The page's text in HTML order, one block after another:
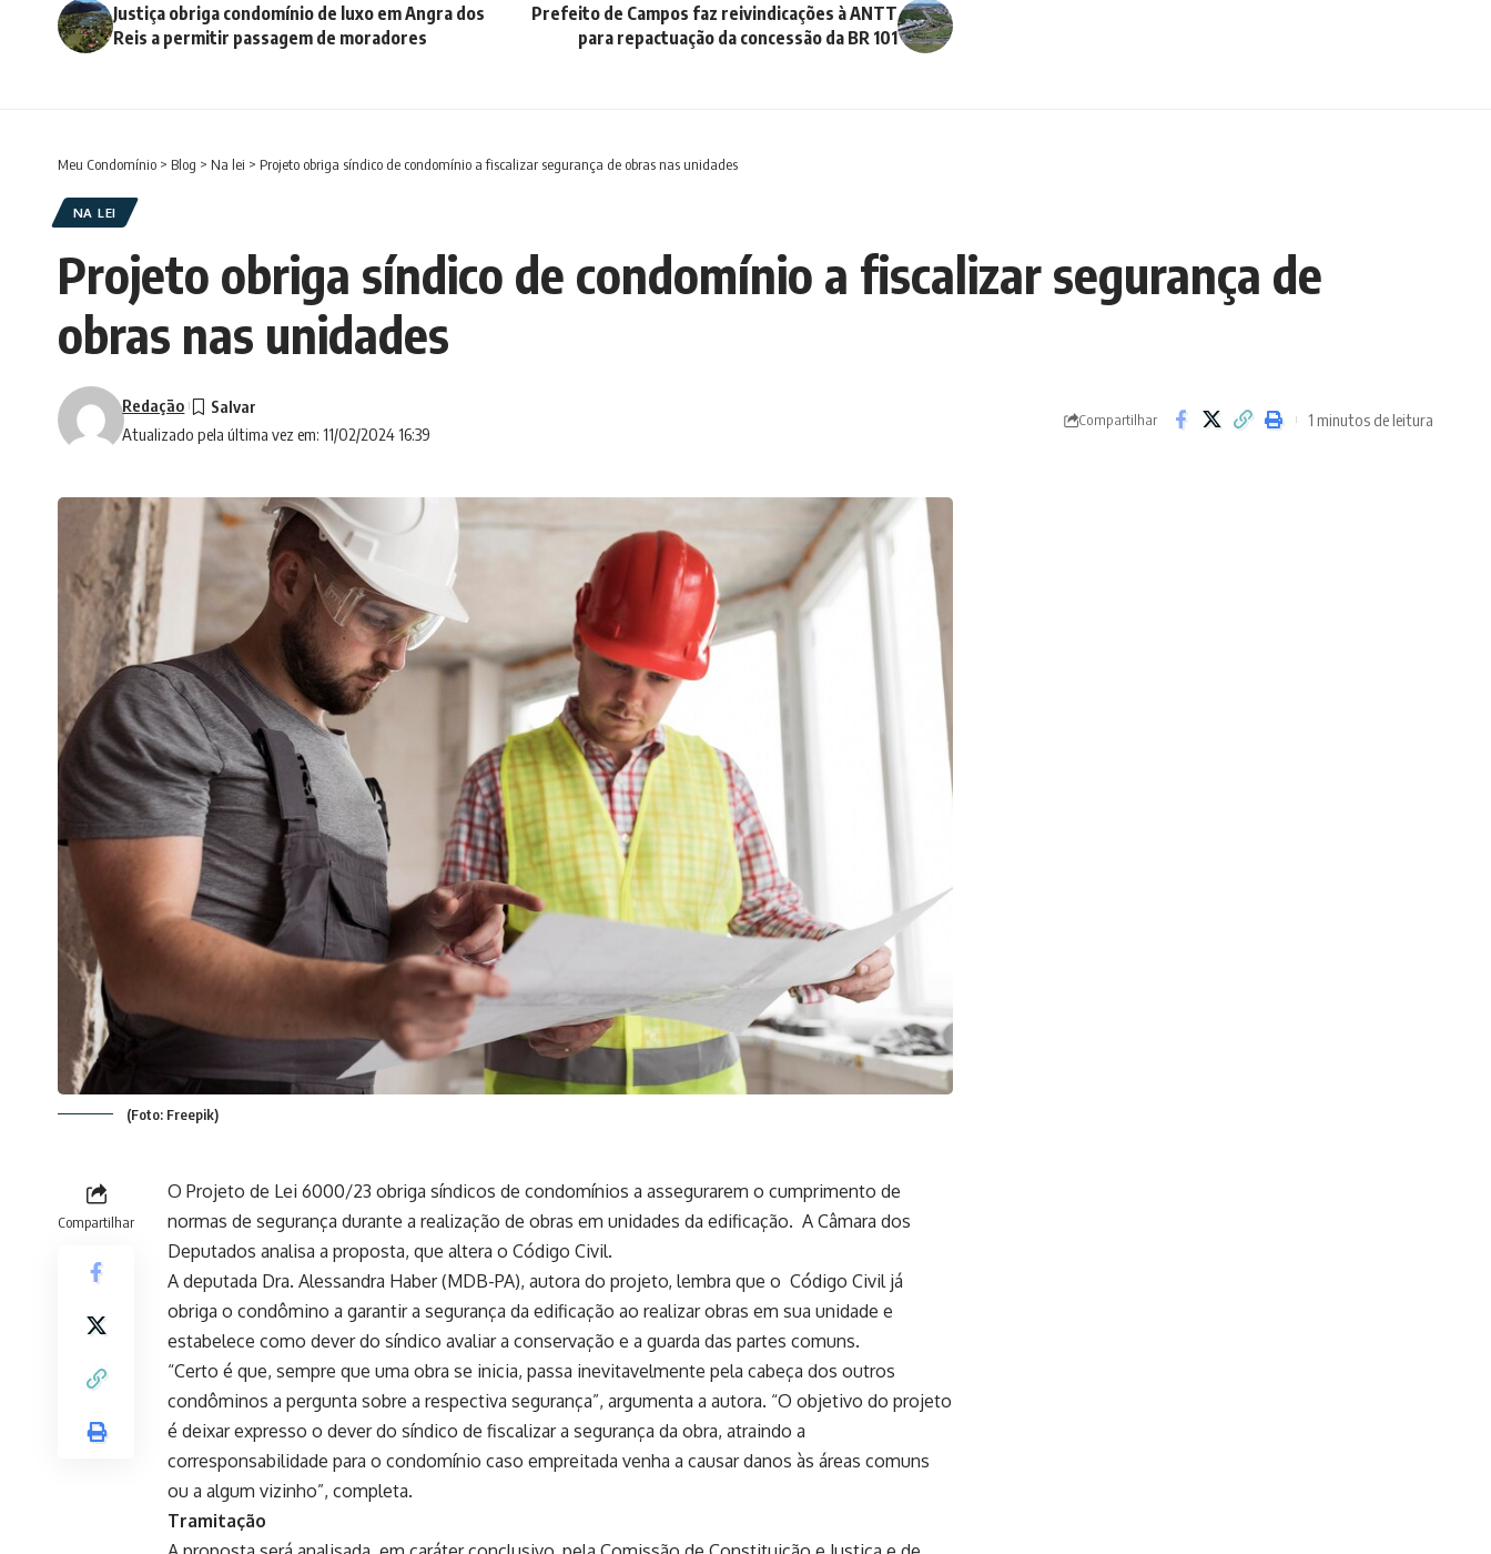
Justiça obriga condomínio de luxo em Angra dos
Reis a permitir passagem de moradores
Prefeito de Campos faz reivindicações à ANTT
para repactuação da concessão da BR 101
Meu Condomínio > Blog > Na lei > Projeto obriga síndico de condomínio a fiscalizar segurança de obras nas unidades
NA LEI
Projeto obriga síndico de condomínio a fiscalizar segurança de
obras nas unidades
Atualizado pela última vez em: 11/02/2024 16:39
Redação
Compartilhar 1 minutos de leitura
(Foto: Freepik)
Compartilhar
O Projeto de Lei 6000/23 obriga síndicos de condomínios a assegurarem o cumprimento de
normas de segurança durante a realização de obras em unidades da edificação. A Câmara dos
Deputados analisa a proposta, que altera o Código Civil.
A deputada Dra. Alessandra Haber (MDB-PA), autora do projeto, lembra que o Código Civil já
obriga o condômino a garantir a segurança da edificação ao realizar obras em sua unidade e
estabelece como dever do síndico avaliar a conservação e a guarda das partes comuns.
“Certo é que, sempre que uma obra se inicia, passa inevitavelmente pela cabeça dos outros
condôminos a pergunta sobre a respectiva segurança”, argumenta a autora. “O objetivo do projeto
é deixar expresso o dever do síndico de fiscalizar a segurança da obra, atraindo a
corresponsabilidade para o condomínio caso empreitada venha a causar danos às áreas comuns
ou a algum vizinho”, completa.
Tramitação